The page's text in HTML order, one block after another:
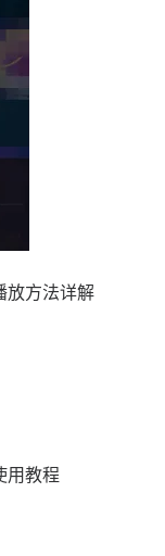
放方法详解
用教程